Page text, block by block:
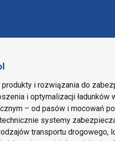
produkty i rozwiązania do
i optymalizacji ładunków
– od pasów i mocowań po
systemy
transportu drogowego,